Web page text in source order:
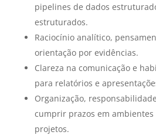
pipelines de dados
estruturados.
Raciocínio analítico,
orientação por evidências.
Clareza na comunicação e
para relatórios e
Organização,
cumprir prazos em
projetos.